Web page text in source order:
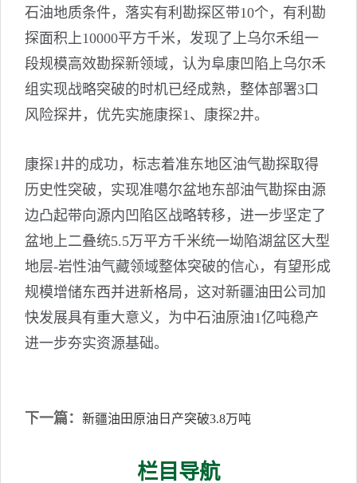
石油地质条件，落实有利勘探区带10个，有利勘
探面积上10000平方千米，发现了上乌尔禾组一
段规模高效勘探新领域，认为阜康凹陷上乌尔禾
组实现战略突破的时机已经成熟，整体部署3口
风险探井，优先实施康探1、康探2井。
康探1井的成功，标志着准东地区油气勘探取得
历史性突破，实现准噶尔盆地东部油气勘探由源
边凸起带向源内凹陷区战略转移，进一步坚定了
盆地上二叠统5.5万平方千米统一坳陷湖盆区大型
地层-岩性油气藏领域整体突破的信心，有望形成
规模增储东西并进新格局，这对新疆油田公司加
快发展具有重大意义，为中石油原油1亿吨稳产
进一步夯实资源基础。
下一篇： 新疆油田原油日产突破3.8万吨
栏目导航